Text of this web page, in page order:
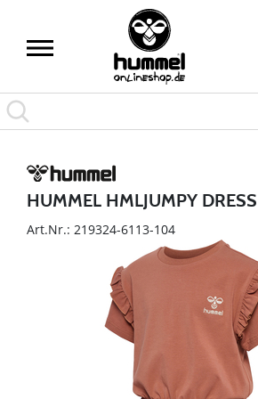
HUMMEL HMLJUMPY
Art.Nr.: 219324-6113-104